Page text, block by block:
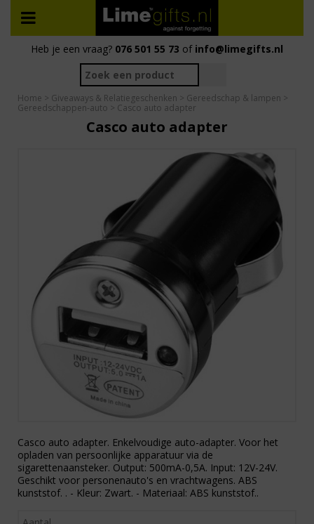
Heb je een vraag? 076 501 55 73 of info@limegifts.nl
Home > Giveaways & Relatiegeschenken > Gereedschap & lampen >
Gereedschappen-auto > Casco auto adapter
Casco auto adapter
Casco auto adapter. Enkelvoudige auto-adapter. Voor het
opladen van persoonlijke apparatuur via de
sigarettenaansteker. Output: 500mA-0,5A. Input: 12V-24V.
Geschikt voor personenauto's en vrachtwagens. ABS
kunststof. . - Kleur: Zwart. - Materiaal: ABS kunststof..